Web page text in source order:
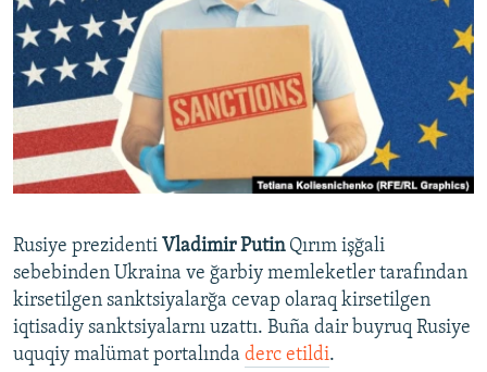
BLOGLAR
FİKİR
Русский
Українською
RFE/RS bütün saytları
Rusiye prezidenti Vladimir Putin Qırım işğali
sebebinden Ukraina ve ğarbiy memleketler tarafından
kirsetilgen sanktsiyalarğa cevap olaraq kirsetilgen
iqtisadiy sanktsiyalarnı uzattı. Buña dair buyruq Rusiye
uquqiy malümat portalında derc etildi.